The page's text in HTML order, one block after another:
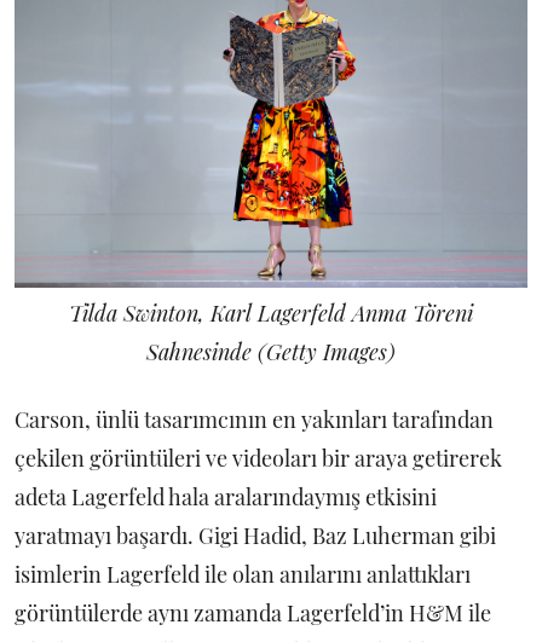
Tilda Swinton, Karl Lagerfeld Anma Töreni
Sahnesinde (Getty Images)
Carson, ünlü tasarımcının en yakınları tarafından
çekilen görüntüleri ve videoları bir araya getirerek
adeta Lagerfeld hala aralarındaymış etkisini
yaratmayı başardı. Gigi Hadid, Baz Luherman gibi
isimlerin Lagerfeld ile olan anılarını anlattıkları
görüntülerde aynı zamanda Lagerfeld’in H&M ile